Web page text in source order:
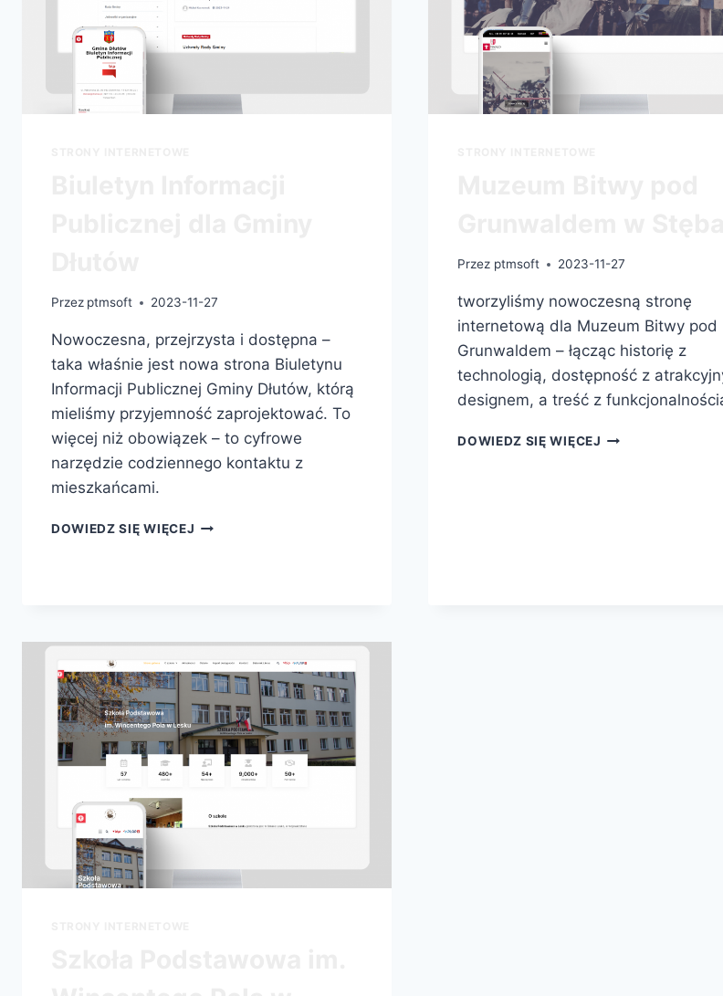
Przez ptmsoft 2023-11-27
Nowoczesna, przejrzysta i dostępna –
taka właśnie jest nowa strona Biuletynu
Informacji Publicznej Gminy Dłutów, którą
mieliśmy przyjemność zaprojektować. To
więcej niż obowiązek – to cyfrowe
narzędzie codziennego kontaktu z
mieszkańcami.
DOWIEDZ SIĘ WIĘCEJ
Przez ptmsoft 2023-11-27
tworzyliśmy nowoczesną stronę
internetową dla Muzeum Bitwy pod
Grunwaldem – łącząc historię z
technologią, dostępność z
designem, a treść z
DOWIEDZ SIĘ WIĘCEJ